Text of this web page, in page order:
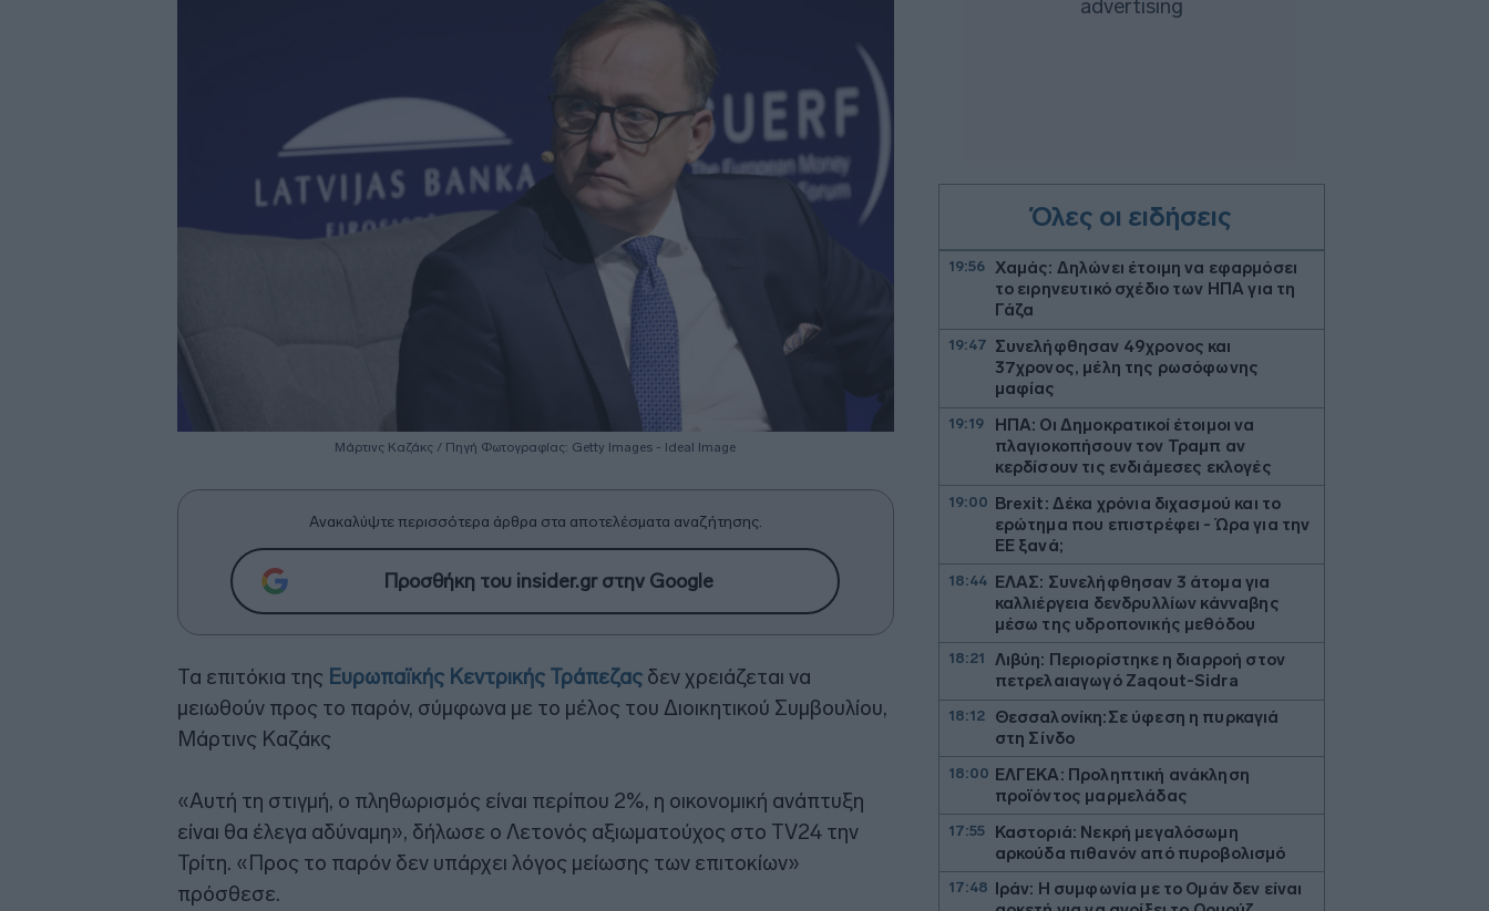
Μάρτινς Καζάκς / Πηγή Φωτογραφίας: Getty Images - Ideal Image
Ανακαλύψτε περισσότερα άρθρα στα αποτελέσματα αναζήτησης.
Προσθήκη του insider.gr στην Google
Τα επιτόκια της Ευρωπαϊκής Κεντρικής Τράπεζας δεν χρειάζεται να
μειωθούν προς το παρόν, σύμφωνα με το μέλος του Διοικητικού Συμβουλίου,
Μάρτινς Καζάκς
«Αυτή τη στιγμή, ο πληθωρισμός είναι περίπου 2%, η οικονομική ανάπτυξη
είναι θα έλεγα αδύναμη», δήλωσε ο Λετονός αξιωματούχος στο TV24 την
Τρίτη. «Προς το παρόν δεν υπάρχει λόγος μείωσης των επιτοκίων»
πρόσθεσε.
Όλες οι ειδήσεις
19:56
Χαμάς: Δηλώνει έτοιμη να εφαρμόσει
το ειρηνευτικό σχέδιο των ΗΠΑ για τη
Γάζα
19:47 Συνελήφθησαν 49χρονος και
37χρονος, μέλη της ρωσόφωνης
μαφίας
19:19
ΗΠΑ: Οι Δημοκρατικοί έτοιμοι να
πλαγιοκοπήσουν τον Τραμπ αν
κερδίσουν τις ενδιάμεσες εκλογές
19:00 Brexit: Δέκα χρόνια διχασμού και το
ερώτημα που επιστρέφει - Ώρα για την
ΕΕ ξανά;
18:44 ΕΛΑΣ: Συνελήφθησαν 3 άτομα για
καλλιέργεια δενδρυλλίων κάνναβης
μέσω της υδροπονικής μεθόδου
18:21
Λιβύη: Περιορίστηκε η διαρροή στον
πετρελαιαγωγό Zaqout-Sidra
18:12
Θεσσαλονίκη:Σε ύφεση η πυρκαγιά
στη Σίνδο
18:00 ΕΛΓΕΚΑ: Προληπτική ανάκληση
προϊόντος μαρμελάδας
17:55
Καστοριά: Νεκρή μεγαλόσωμη
αρκούδα πιθανόν από πυροβολισμό
17:48
Ιράν: Η συμφωνία με το Ομάν δεν είναι